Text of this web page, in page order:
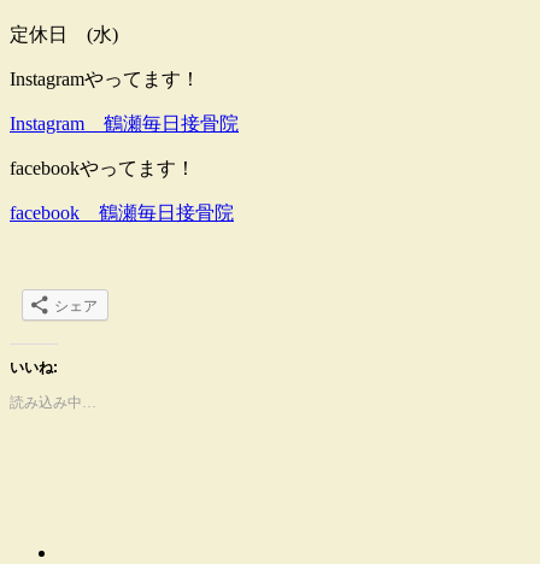
定休日 (水)
Instagramやってます！
Instagram 鶴瀬毎日接骨院
facebookやってます！
facebook 鶴瀬毎日接骨院
シェア
いいね:
読み込み中…